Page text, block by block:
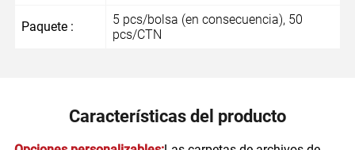
Paquete :
5 pcs/bolsa (en consecuencia), 50
pcs/CTN
Características del producto